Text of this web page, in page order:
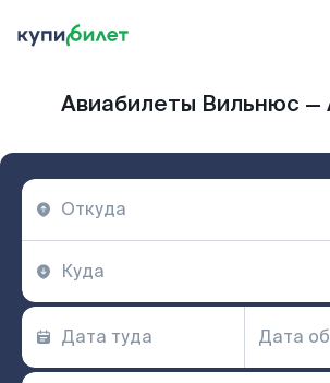
Авиабилеты Вильнюс —